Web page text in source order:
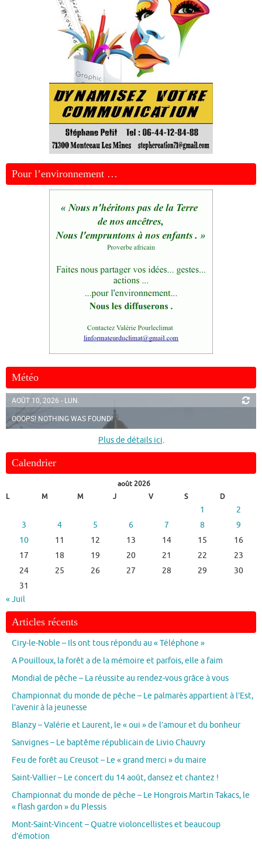
Pour l’environnement …
Météo
AOÛT 10, 2026 - LUN.
OOOPS! NOTHING WAS FOUND!
Plus de détails ici.
Calendrier
août 2026
L
M M J V S D
1
2
3
4 5 6 7 8
9
10
11 12 13 14 15
16
17
18 19 20 21 22
23
24
25 26 27 28 29
30
31
« Juil
Articles récents
Ciry-le-Noble – Ils ont tous répondu au « Téléphone »
A Pouilloux, la forêt a de la mémoire et parfois, elle a faim
Mondial de pêche – La réussite au rendez-vous grâce à vous
Championnat du monde de pêche – Le palmarès appartient à l’Est,
l’avenir à la jeunesse
Blanzy – Valérie et Laurent, le « oui » de l’amour et du bonheur
Sanvignes – Le baptême républicain de Livio Chauvry
Feu de forêt au Creusot – Le « grand merci » du maire
Saint-Vallier – Le concert du 14 août, dansez et chantez !
Championnat du monde de pêche – Le Hongrois Martin Takacs, le
« flash gardon » du Plessis
Mont-Saint-Vincent – Quatre violoncellistes et beaucoup
d’émotion